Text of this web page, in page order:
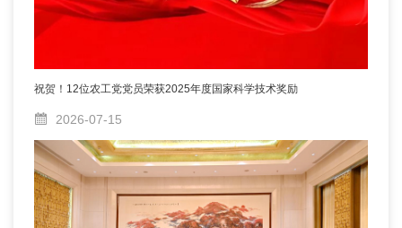
祝贺！12位农工党党员荣获2025年度国家科学技术奖励
2026-07-15